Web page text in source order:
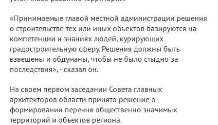
«Принимаемые главой местной администрации решения
о строительстве тех или иных объектов базируются на
компетенции и знаниях людей, курирующих
градостроительную сферу. Решения должны быть
взвешены и обдуманы, чтобы не было стыдно за
последствия», - сказал он.
На своем первом заседании Совета главных
архитекторов области принято решение о
формировании перечня общественно значимых
территорий и объектов региона.